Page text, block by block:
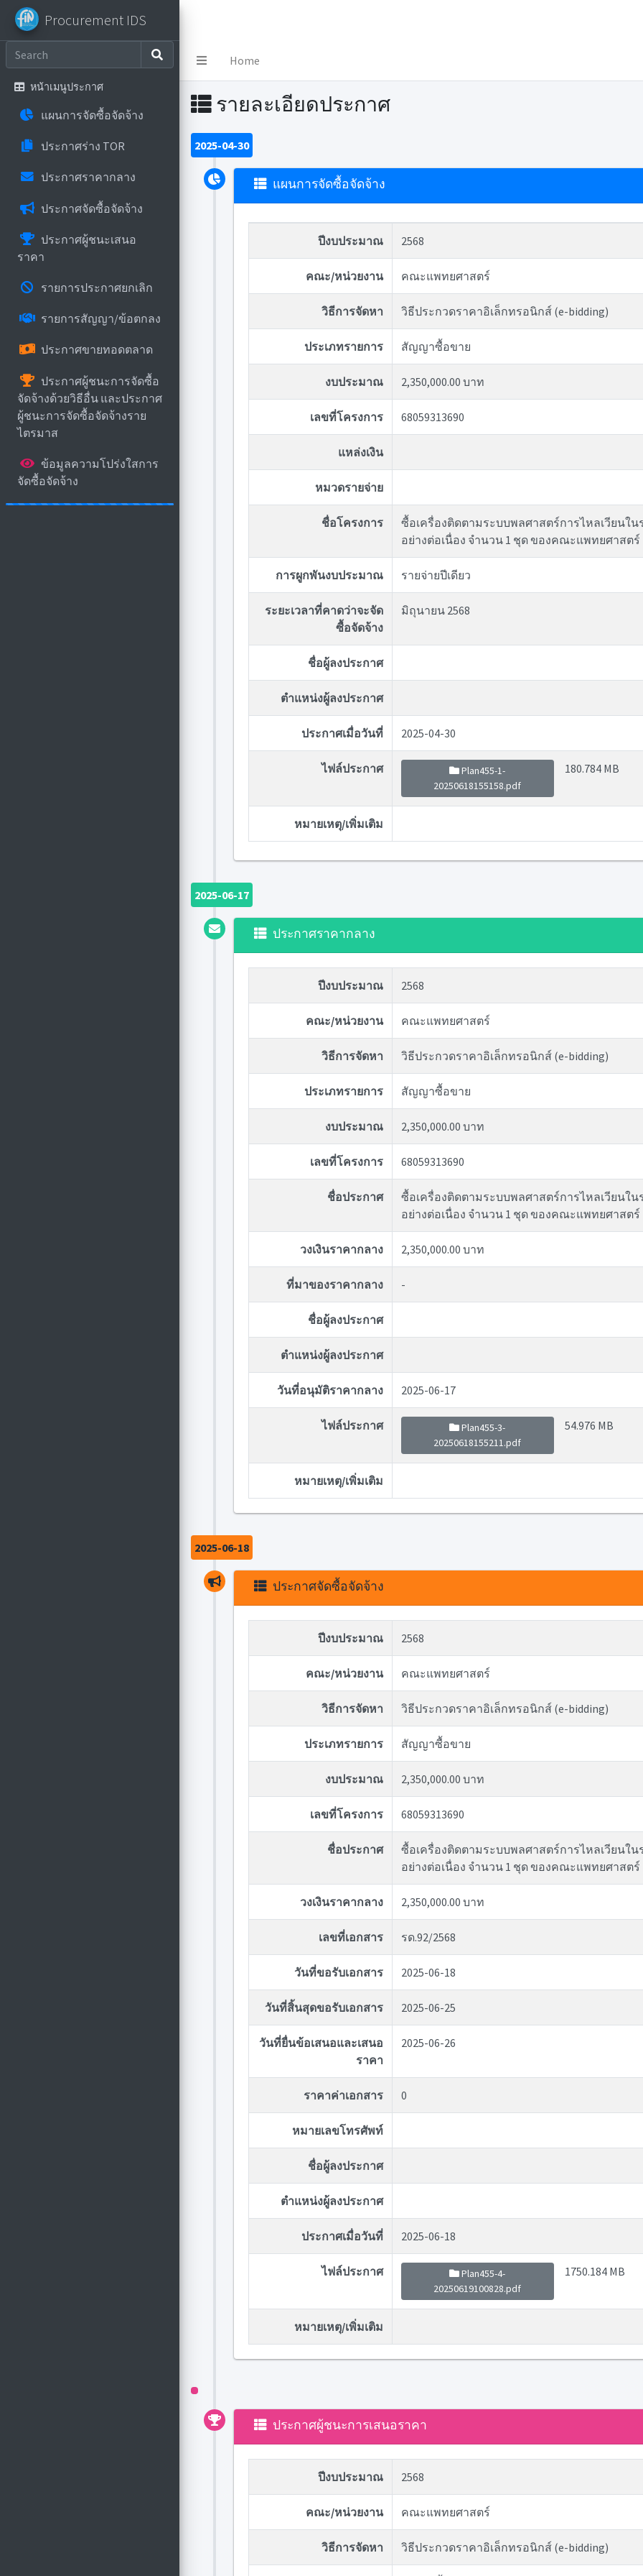
Procurement IDS
Home
Procurement IDS
หน้าเมนูประกาศ
แผนการจัดซื้อจัดจ้าง
ประกาศร่าง TOR
ประกาศราคากลาง
ประกาศจัดซื้อจัดจ้าง
ประกาศผู้ชนะเสนอ
ราคา
รายการประกาศยกเลิก
รายการสัญญา/ข้อตกลง
ประกาศขายทอดตลาด
ประกาศผู้ชนะการจัดซื้อ
จัดจ้างด้วยวิธีอื่น และประกาศ
ผู้ชนะการจัดซื้อจัดจ้างราย
ไตรมาส
ข้อมูลความโปร่งใสการ
จัดซื้อจัดจ้าง
รายละเอียดประกาศ
2025-04-30
แผนการจัดซื้อจัดจ้าง
ปีงบประมาณ 2568
คณะ/หน่วยงาน คณะแพทยศาสตร์
วิธีการจัดหา วิธีประกวดราคาอิเล็กทรอนิกส์ (e-bidding)
ประเภทรายการ สัญญาซื้อขาย
งบประมาณ 2,350,000.00 บาท
เลขที่โครงการ 68059313690
แหล่งเงิน
หมวดรายจ่าย
ชื่อโครงการ
ซื้อเครื่องติดตามระบบพลศาสตร์การไหลเวียนใน
อย่างต่อเนื่อง จำนวน 1 ชุด ของคณะแพทยศาสตร์
การผูกพันงบประมาณ รายจ่ายปีเดียว
ระยะเวลาที่คาดว่าจะจัด
ซื้อจัดจ้าง
มิถุนายน 2568
ชื่อผู้ลงประกาศ
ตำแหน่งผู้ลงประกาศ
ประกาศเมื่อวันที่ 2025-04-30
ไฟล์ประกาศ
Plan455-1-
20250618155158.pdf
180.784 MB
หมายเหตุ/เพิ่มเติม
2025-06-17
ประกาศราคากลาง
ปีงบประมาณ 2568
คณะ/หน่วยงาน คณะแพทยศาสตร์
วิธีการจัดหา วิธีประกวดราคาอิเล็กทรอนิกส์ (e-bidding)
ประเภทรายการ สัญญาซื้อขาย
งบประมาณ 2,350,000.00 บาท
เลขที่โครงการ 68059313690
ชื่อประกาศ
ซื้อเครื่องติดตามระบบพลศาสตร์การไหลเวียนใน
อย่างต่อเนื่อง จำนวน 1 ชุด ของคณะแพทยศาสตร์
วงเงินราคากลาง 2,350,000.00 บาท
ที่มาของราคากลาง -
ชื่อผู้ลงประกาศ
ตำแหน่งผู้ลงประกาศ
วันที่อนุมัติราคากลาง 2025-06-17
ไฟล์ประกาศ
Plan455-3-
20250618155211.pdf
54.976 MB
หมายเหตุ/เพิ่มเติม
2025-06-18
ประกาศจัดซื้อจัดจ้าง
ปีงบประมาณ 2568
คณะ/หน่วยงาน คณะแพทยศาสตร์
วิธีการจัดหา วิธีประกวดราคาอิเล็กทรอนิกส์ (e-bidding)
ประเภทรายการ สัญญาซื้อขาย
งบประมาณ 2,350,000.00 บาท
เลขที่โครงการ 68059313690
ชื่อประกาศ
ซื้อเครื่องติดตามระบบพลศาสตร์การไหลเวียนใน
อย่างต่อเนื่อง จำนวน 1 ชุด ของคณะแพทยศาสตร์
วงเงินราคากลาง 2,350,000.00 บาท
เลขที่เอกสาร รด.92/2568
วันที่ขอรับเอกสาร 2025-06-18
วันที่สิ้นสุดขอรับเอกสาร 2025-06-25
วันที่ยื่นข้อเสนอและเสนอ
ราคา
2025-06-26
ราคาค่าเอกสาร 0
หมายเลขโทรศัพท์
ชื่อผู้ลงประกาศ
ตำแหน่งผู้ลงประกาศ
ประกาศเมื่อวันที่ 2025-06-18
ไฟล์ประกาศ
Plan455-4-
20250619100828.pdf
1750.184 MB
หมายเหตุ/เพิ่มเติม
ประกาศผู้ชนะการเสนอราคา
ปีงบประมาณ 2568
คณะ/หน่วยงาน คณะแพทยศาสตร์
วิธีการจัดหา วิธีประกวดราคาอิเล็กทรอนิกส์ (e-bidding)